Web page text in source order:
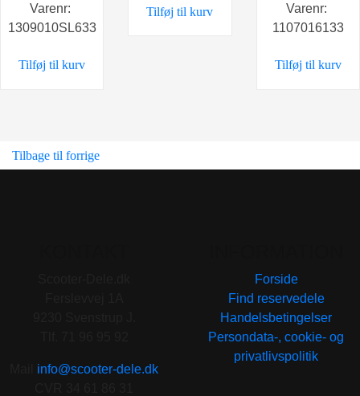
pris
var:
er:
Varenr:
1309010SL633
Tilføj til kurv
Tilføj til kurv
pris
var:
er:
Varenr:
1107016133
Tilføj til kurv
Tilbage til forrige
info@scooter-dele.dk
Forside
Find reservedele
Handelsbetingelser
Persondata-, cookie- og
privatlivspolitik